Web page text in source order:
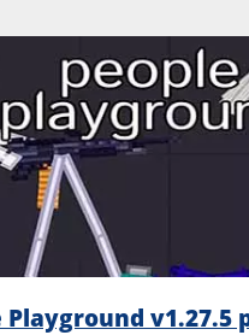
Playground v1.27.5